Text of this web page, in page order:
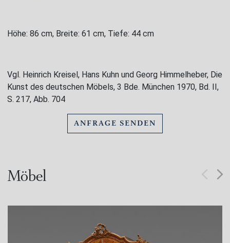
Höhe: 86 cm, Breite: 61 cm, Tiefe: 44 cm
Vgl. Heinrich Kreisel, Hans Kuhn und Georg Himmelheber, Die
Kunst des deutschen Möbels, 3 Bde. München 1970, Bd. II,
S. 217, Abb. 704
ANFRAGE SENDEN
Möbel